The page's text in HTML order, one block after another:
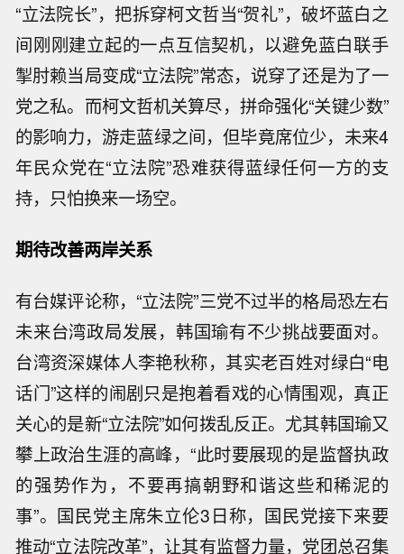
“立法院长”，把拆穿柯文哲当“贺礼”，破坏蓝白之
间刚刚建立起的一点互信契机，以避免蓝白联手
掣肘赖当局变成“立法院”常态，说穿了还是为了一
党之私。而柯文哲机关算尽，拼命强化“关键少数”
的影响力，游走蓝绿之间，但毕竟席位少，未来4
年民众党在“立法院”恐难获得蓝绿任何一方的支
持，只怕换来一场空。
期待改善两岸关系
有台媒评论称，“立法院”三党不过半的格局恐左右
未来台湾政局发展，韩国瑜有不少挑战要面对。
台湾资深媒体人李艳秋称，其实老百姓对绿白“电
话门”这样的闹剧只是抱着看戏的心情围观，真正
关心的是新“立法院”如何拨乱反正。尤其韩国瑜又
攀上政治生涯的高峰，“此时要展现的是监督执政
的强势作为，不要再搞朝野和谐这些和稀泥的
事”。国民党主席朱立伦3日称，国民党接下来要
推动“立法院改革”，让其有监督力量，党团总召集